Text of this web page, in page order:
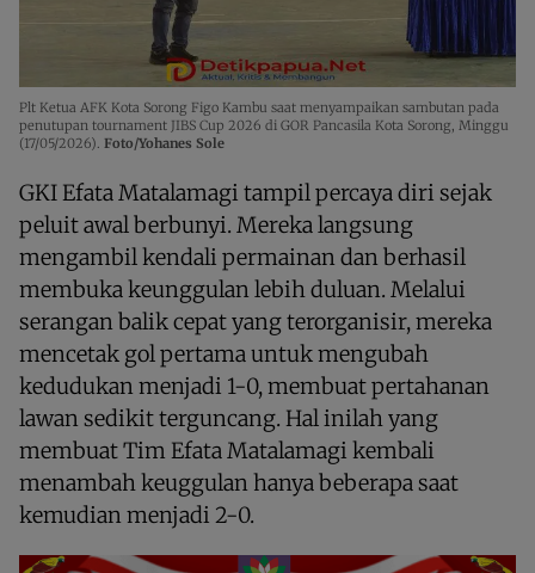
Plt Ketua AFK Kota Sorong Figo Kambu saat menyampaikan sambutan pada
penutupan tournament JIBS Cup 2026 di GOR Pancasila Kota Sorong, Minggu
(17/05/2026). Foto/Yohanes Sole
GKI Efata Matalamagi tampil percaya diri sejak
peluit awal berbunyi. Mereka langsung
mengambil kendali permainan dan berhasil
membuka keunggulan lebih duluan. Melalui
serangan balik cepat yang terorganisir, mereka
mencetak gol pertama untuk mengubah
kedudukan menjadi 1-0, membuat pertahanan
lawan sedikit terguncang. Hal inilah yang
membuat Tim Efata Matalamagi kembali
menambah keuggulan hanya beberapa saat
kemudian menjadi 2-0.